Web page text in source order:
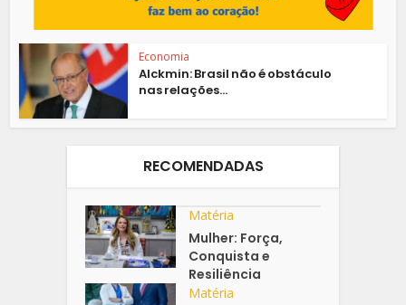
Economia
Alckmin: Brasil não é obstáculo
nas relações...
RECOMENDADAS
Matéria
Mulher: Força,
Conquista e
Resiliência
Matéria